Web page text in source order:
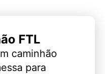
FTL
caminhão
para